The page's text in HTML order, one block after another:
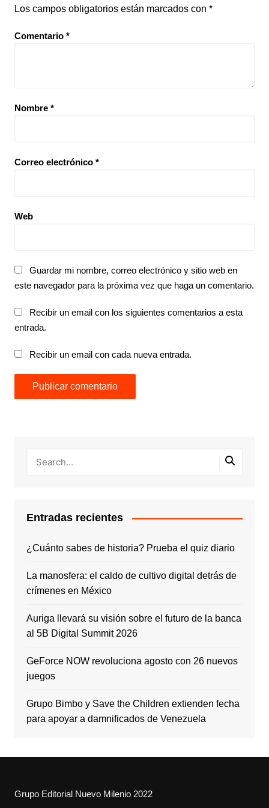
Los campos obligatorios están marcados con *
Comentario *
Nombre *
Correo electrónico *
Web
Guardar mi nombre, correo electrónico y sitio web en
este navegador para la próxima vez que haga un comentario.
Recibir un email con los siguientes comentarios a esta
entrada.
Recibir un email con cada nueva entrada.
Entradas recientes
¿Cuánto sabes de historia? Prueba el quiz diario
La manosfera: el caldo de cultivo digital detrás de
crímenes en México
Auriga llevará su visión sobre el futuro de la banca
al 5B Digital Summit 2026
GeForce NOW revoluciona agosto con 26 nuevos
juegos
Grupo Bimbo y Save the Children extienden fecha
para apoyar a damnificados de Venezuela
Grupo Editorial Nuevo Milenio 2022